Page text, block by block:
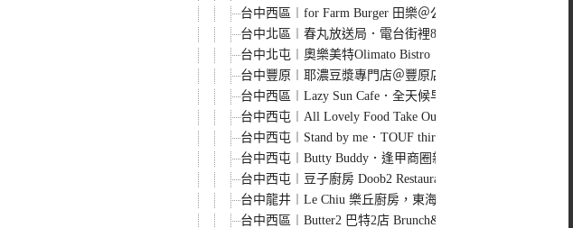
台中西區︱for Farm Burger 田樂＠公正小巷店．承襲以往
台中北區︱春丸放送局．電台街裡80年歷史建築也有麵包
台中北屯︱奧樂美特Olimato Bistro．全天候早午餐，2:30
台中豐原︱耶濃豆漿專門店＠豐原店．養生新概念，有好
台中西區︱Lazy Sun Cafe．全天候早午餐，環境舒適還有
台中西屯︱All Lovely Food Take Out＠櫻花店．不同於本
台中西屯︱Stand by me．TOUF thirty five 豆腐35的新品
台中西屯︱Butty Buddy．逢甲商圈新開幕的簡約英倫風早
台中西屯︱豆子廚房 Doob2 Restaurant＠逢甲店．餐點升
台中龍井︱Le Chiu 樂丘廚房，東海小巷內的人氣名店，漢
台中西區︱Butter2 巴特2店 Brunch&cafe．來自彰化超人